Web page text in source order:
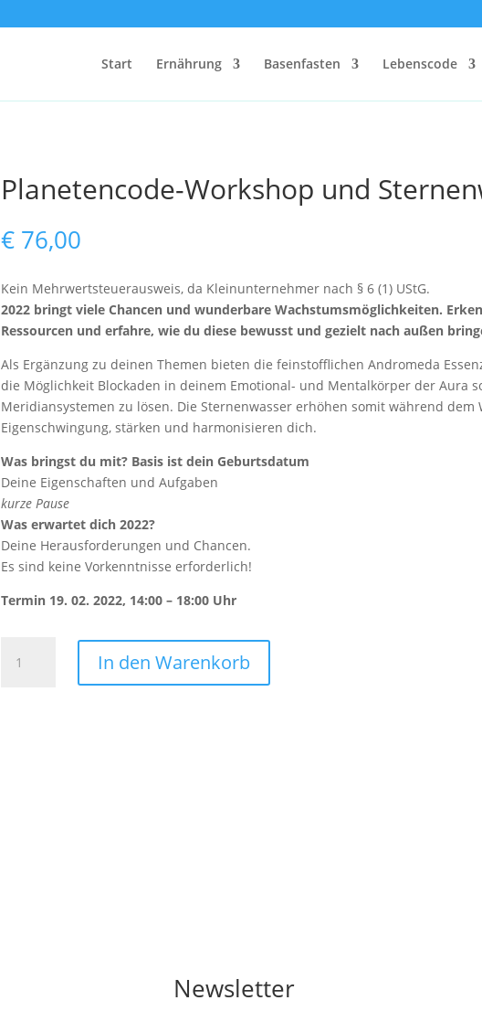
Start Ernährung Basenfasten Lebenscode
Planetencode-Workshop und
€76,00
Kein Mehrwertsteuerausweis, da Kleinunternehmer nach § 6 (1) UStG.
2022 bringt viele Chancen und wunderbare Wachstumsmöglichkeiten.
Ressourcen und erfahre, wie du diese bewusst und gezielt nach außen
Als Ergänzung zu deinen Themen bieten die feinstofflichen Andromeda
die Möglichkeit Blockaden in deinem Emotional- und Mentalkörper der Aura
Meridiansystemen zu lösen. Die Sternenwasser erhöhen somit während dem
Eigenschwingung, stärken und harmonisieren dich.
Was bringst du mit? Basis ist dein Geburtsdatum
Deine Eigenschaften und Aufgaben
kurze Pause
Was erwartet dich 2022?
Deine Herausforderungen und Chancen.
Es sind keine Vorkenntnisse erforderlich!
Termin 19. 02. 2022, 14:00 – 18:00 Uhr
Planetencode-
Workshop
In den Warenkorb
Newsletter